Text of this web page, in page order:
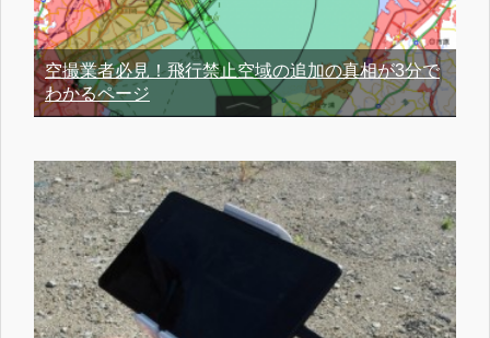
空撮業者必見！飛行禁止空域の追加の真相が3分で
わかるページ